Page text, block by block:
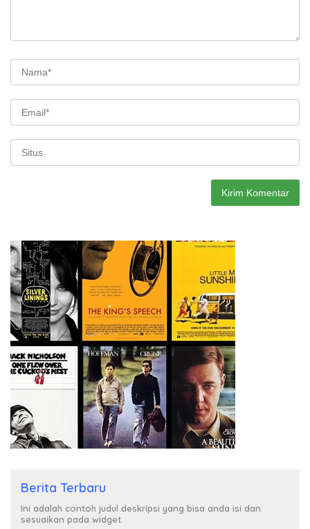
Berita Terbaru
Ini adalah contoh judul deskripsi yang bisa anda isi dan
sesuaikan pada widget